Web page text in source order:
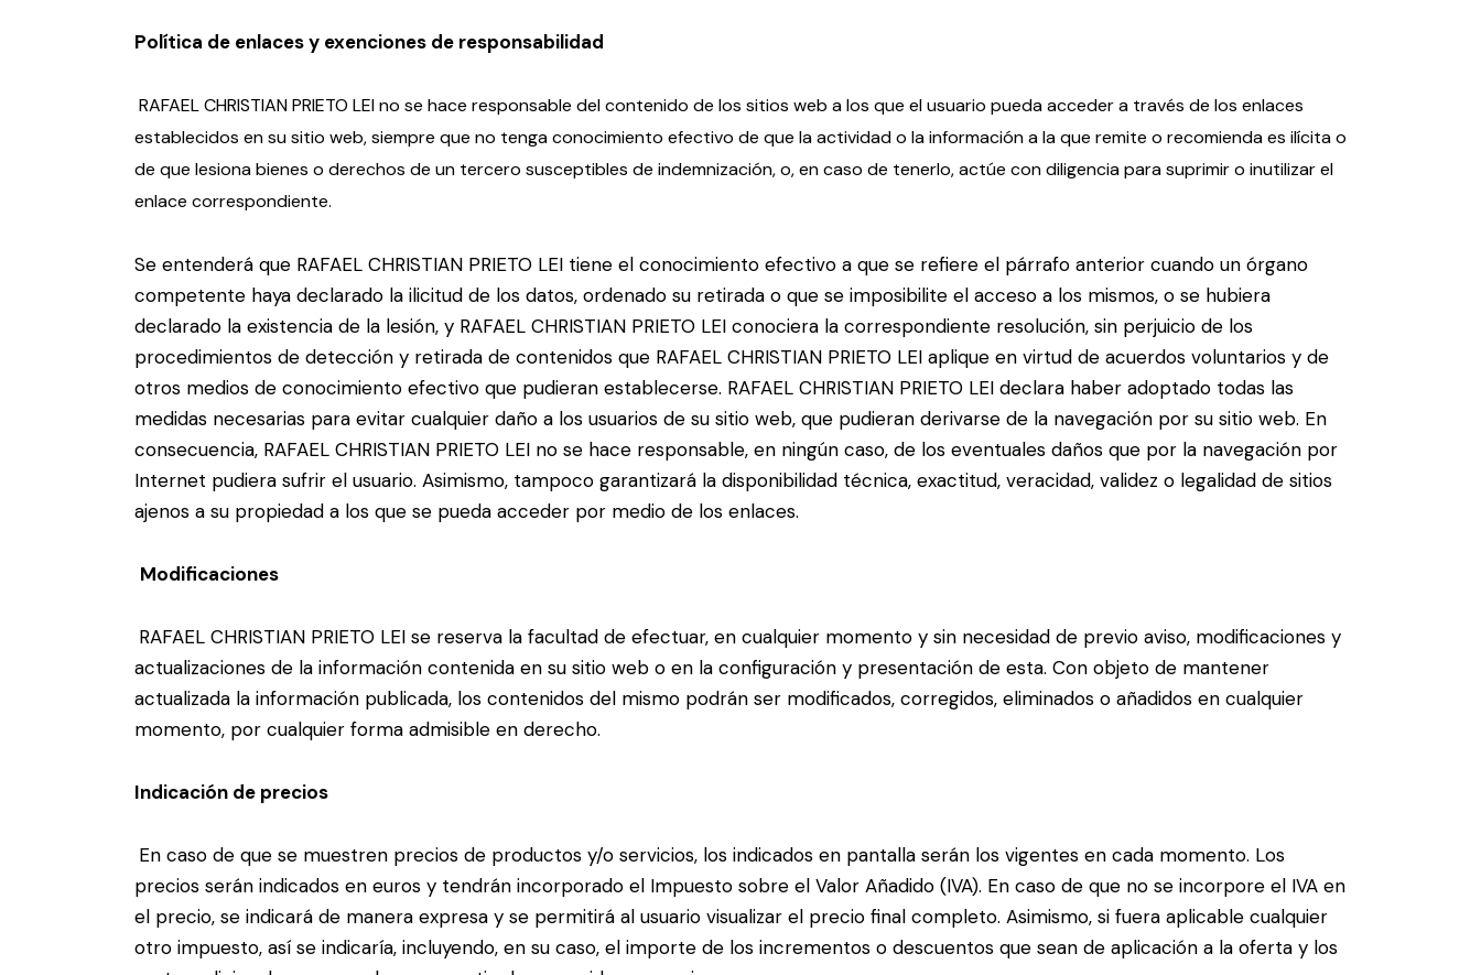
Política de enlaces y exenciones de responsabilidad
RAFAEL CHRISTIAN PRIETO LEI no se hace responsable del contenido de los sitios web a los que el usuario pueda acceder a través de los enlaces
establecidos en su sitio web, siempre que no tenga conocimiento efectivo de que la actividad o la información a la que remite o recomienda es ilícita o
de que lesiona bienes o derechos de un tercero susceptibles de indemnización, o, en caso de tenerlo, actúe con diligencia para suprimir o inutilizar el
enlace correspondiente.
Se entenderá que RAFAEL CHRISTIAN PRIETO LEI tiene el conocimiento efectivo a que se refiere el párrafo anterior cuando un órgano
competente haya declarado la ilicitud de los datos, ordenado su retirada o que se imposibilite el acceso a los mismos, o se hubiera
declarado la existencia de la lesión, y RAFAEL CHRISTIAN PRIETO LEI conociera la correspondiente resolución, sin perjuicio de los
procedimientos de detección y retirada de contenidos que RAFAEL CHRISTIAN PRIETO LEI aplique en virtud de acuerdos voluntarios y de
otros medios de conocimiento efectivo que pudieran establecerse. RAFAEL CHRISTIAN PRIETO LEI declara haber adoptado todas las
medidas necesarias para evitar cualquier daño a los usuarios de su sitio web, que pudieran derivarse de la navegación por su sitio web. En
consecuencia, RAFAEL CHRISTIAN PRIETO LEI no se hace responsable, en ningún caso, de los eventuales daños que por la navegación por
Internet pudiera sufrir el usuario. Asimismo, tampoco garantizará la disponibilidad técnica, exactitud, veracidad, validez o legalidad de sitios
ajenos a su propiedad a los que se pueda acceder por medio de los enlaces.
Modificaciones
RAFAEL CHRISTIAN PRIETO LEI se reserva la facultad de efectuar, en cualquier momento y sin necesidad de previo aviso, modificaciones y
actualizaciones de la información contenida en su sitio web o en la configuración y presentación de esta. Con objeto de mantener
actualizada la información publicada, los contenidos del mismo podrán ser modificados, corregidos, eliminados o añadidos en cualquier
momento, por cualquier forma admisible en derecho.
Indicación de precios
En caso de que se muestren precios de productos y/o servicios, los indicados en pantalla serán los vigentes en cada momento. Los
precios serán indicados en euros y tendrán incorporado el Impuesto sobre el Valor Añadido (IVA). En caso de que no se incorpore el IVA en
el precio, se indicará de manera expresa y se permitirá al usuario visualizar el precio final completo. Asimismo, si fuera aplicable cualquier
otro impuesto, así se indicaría, incluyendo, en su caso, el importe de los incrementos o descuentos que sean de aplicación a la oferta y los